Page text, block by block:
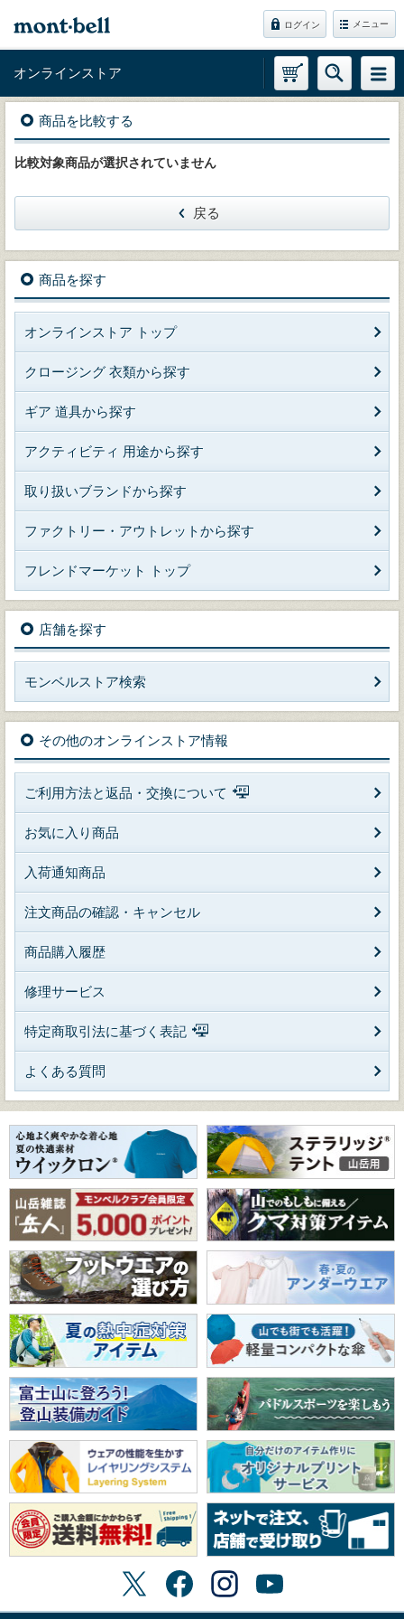
ログイン メニュー
オンラインストア
商品を比較する
比較対象商品が選択されていません
戻る
商品を探す
オンラインストア トップ
クロージング 衣類から探す
ギア 道具から探す
アクティビティ 用途から探す
取り扱いブランドから探す
ファクトリー・アウトレットから探す
フレンドマーケット トップ
店舗を探す
モンベルストア検索
その他のオンラインストア情報
ご利用方法と返品・交換について
お気に入り商品
入荷通知商品
注文商品の確認・キャンセル
商品購入履歴
修理サービス
特定商取引法に基づく表記
よくある質問